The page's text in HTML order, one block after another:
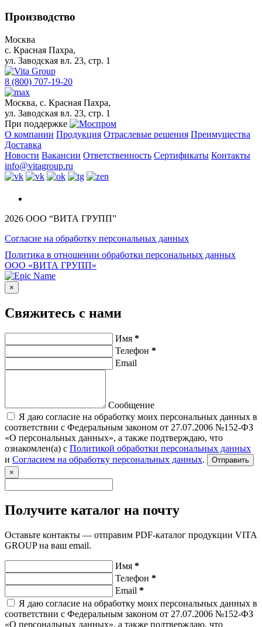
Производство
Москва
с. Красная Пахра,
ул. Заводская вл. 23, стр. 1
8 (800) 707-19-20
Москва, с. Красная Пахра,
ул. Заводская вл. 23, стр. 1
При поддержке
О компании Продукция Отраслевые решения Преимущества
Доставка
Новости Вакансии Ответственность Сертификаты Контакты
info@vitagroup.ru
2026 ООО “ВИТА ГРУПП”
Согласие на обработку персональных данных
Политика в отношении обработки персональных данных
ООО «ВИТА ГРУПП»
×
Свяжитесь с нами
Имя *
Телефон *
Email
Сообщение
Я даю согласие на обработку моих персональных данных в
соответствии с Федеральным законом от 27.07.2006 №152-ФЗ
«О персональных данных», а также подтверждаю, что
ознакомлен(а) с Политикой обработки персональных данных
и Согласием на обработку персональных данных.
Отправить
×
Получите каталог на почту
Оставьте контакты — отправим PDF-каталог продукции VITA
GROUP на ваш email.
Имя *
Телефон *
Email *
Я даю согласие на обработку моих персональных данных в
соответствии с Федеральным законом от 27.07.2006 №152-ФЗ
«О персональных данных», а также подтверждаю, что